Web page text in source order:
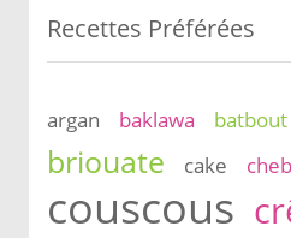
Recettes Préférées
argan baklawa batbout
briouate cake
couscous